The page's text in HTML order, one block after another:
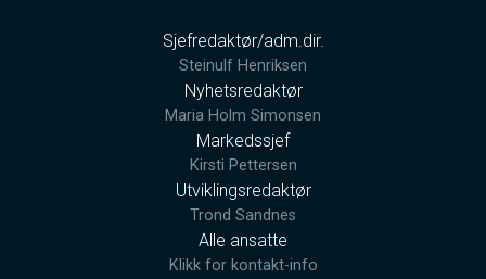
Sjefredaktør/adm.dir.
Steinulf Henriksen
Nyhetsredaktør
Maria Holm Simonsen
Markedssjef
Kirsti Pettersen
Utviklingsredaktør
Trond Sandnes
Alle ansatte
Klikk for kontakt-info